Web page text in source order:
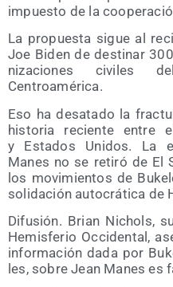
impues­to de la
La pro­pues­ta sigue al
Joe Biden de des­ti­nar
ni­za­cio­nes civi­les
Centroamérica.
Eso ha des­ata­do la
his­to­ria recien­te entre
y Esta­dos Uni­dos. La
Manes no se reti­ró de El
los movi­mien­tos de
so­li­da­ción auto­crá­ti­ca de
Difu­sión. Brian Nichols,
Hemis­fe­rio Occi­den­tal,
infor­ma­ción dada por
les, sobre Jean Manes es